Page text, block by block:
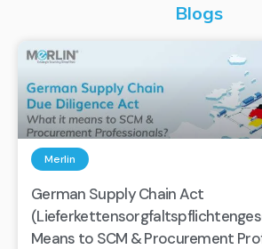
Blogs
Merlin
German Supply Chain Act
Means to SCM & Procurement